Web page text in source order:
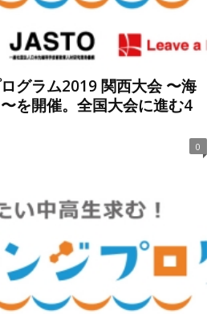
グラム2019 関西大会 〜海
を開催。全国大会に進む4
0